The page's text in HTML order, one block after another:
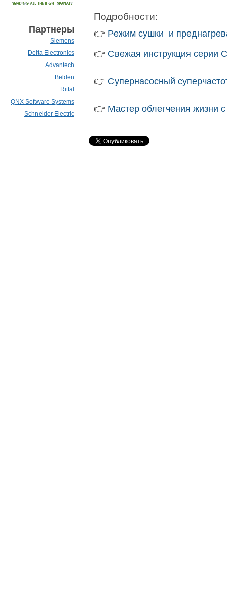
Партнеры
Siemens
Delta Electronics
Advantech
Belden
Rittal
QNX Software Systems
Schneider Electric
Подробности:
👉 Режим сушки и
👉 Свежая инструкция серии
👉 Супернасосный
👉 Мастер облегчения жизни